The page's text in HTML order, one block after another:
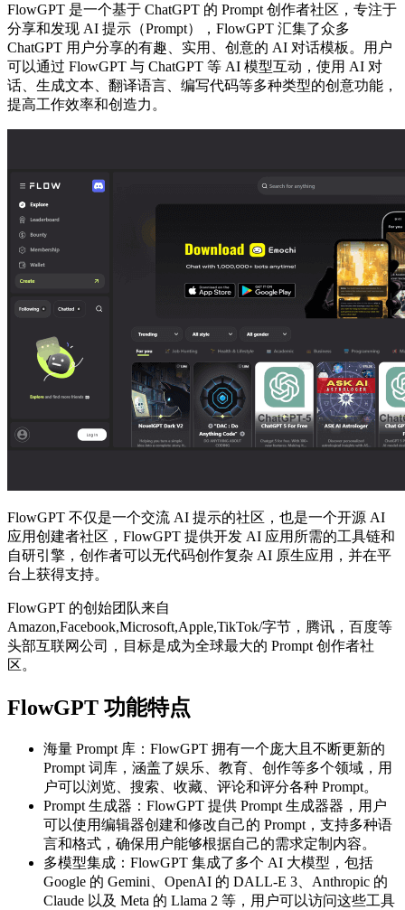
FlowGPT 是一个基于 ChatGPT 的 Prompt 创作者社区，专注于
分享和发现 AI 提示（Prompt），FlowGPT 汇集了众多
ChatGPT 用户分享的有趣、实用、创意的 AI 对话模板。用户
可以通过 FlowGPT 与 ChatGPT 等 AI 模型互动，使用 AI 对
话、生成文本、翻译语言、编写代码等多种类型的创意功能，
提高工作效率和创造力。
FlowGPT 不仅是一个交流 AI 提示的社区，也是一个开源 AI
应用创建者社区，FlowGPT 提供开发 AI 应用所需的工具链和
自研引擎，创作者可以无代码创作复杂 AI 原生应用，并在平
台上获得支持。
FlowGPT 的创始团队来自
Amazon,Facebook,Microsoft,Apple,TikTok/字节，腾讯，百度等
头部互联网公司，目标是成为全球最大的 Prompt 创作者社
区。
FlowGPT 功能特点
海量 Prompt 库：FlowGPT 拥有一个庞大且不断更新的
Prompt 词库，涵盖了娱乐、教育、创作等多个领域，用
户可以浏览、搜索、收藏、评论和评分各种 Prompt。
Prompt 生成器：FlowGPT 提供 Prompt 生成器器，用户
可以使用编辑器创建和修改自己的 Prompt，支持多种语
言和格式，确保用户能够根据自己的需求定制内容。
多模型集成：FlowGPT 集成了多个 AI 大模型，包括
Google 的 Gemini、OpenAI 的 DALL-E 3、Anthropic 的
Claude 以及 Meta 的 Llama 2 等，用户可以访问这些工具